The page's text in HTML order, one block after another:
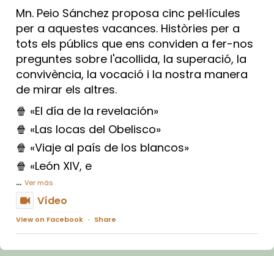
Mn. Peio Sánchez proposa cinc pel·lícules
per a aquestes vacances. Històries per a
tots els públics que ens conviden a fer-nos
preguntes sobre l'acollida, la superació, la
convivència, la vocació i la nostra manera
de mirar els altres.
🍿 «El día de la revelación»
🍿 «Las locas del Obelisco»
🍿 «Viaje al país de los blancos»
🍿 «León XIV, e
... Ver más
Vídeo
View on Facebook · Share